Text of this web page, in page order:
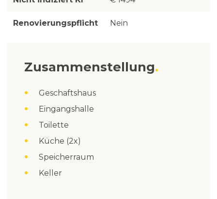
Renovierungspflicht Nein
Zusammenstellung
Geschaftshaus
Eingangshalle
Toilette
Küche (2x)
Speicherraum
Keller